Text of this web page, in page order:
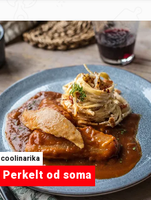
coolinarika
Perkelt od soma